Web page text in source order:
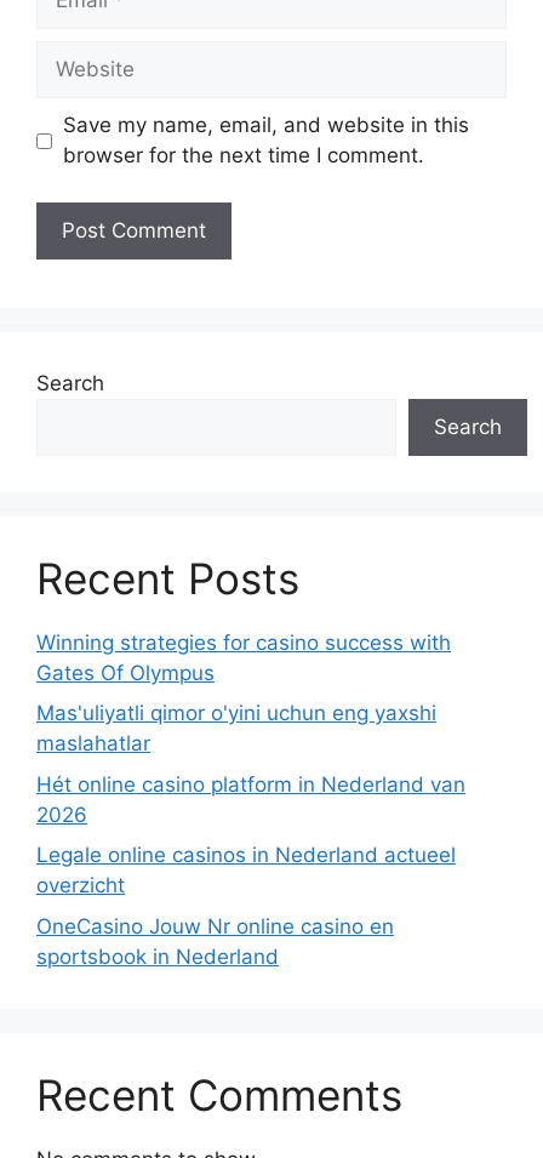
Website
Save my name, email, and website in this
browser for the next time I comment.
Search
Search
Recent Posts
Winning strategies for casino success with
Gates Of Olympus
Mas'uliyatli qimor o'yini uchun eng yaxshi
maslahatlar
Hét online casino platform in Nederland van
2026
Legale online casinos in Nederland actueel
overzicht
OneCasino Jouw Nr online casino en
sportsbook in Nederland
Recent Comments